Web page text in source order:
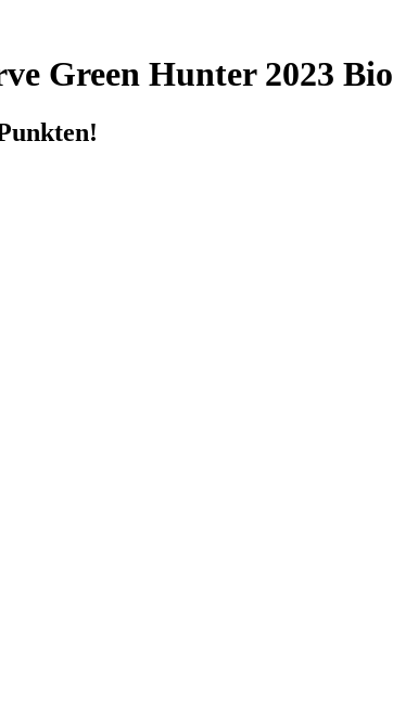
Green Hunter 2023 Bio